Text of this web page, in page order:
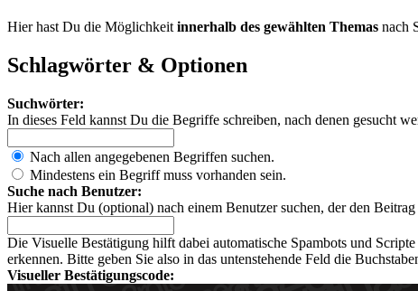
Hier hast Du die Möglichkeit innerhalb des gewählten Themas nach
Schlagwörter & Optionen
Suchwörter:
In dieses Feld kannst Du die Begriffe schreiben, nach denen gesucht
Nach allen angegebenen Begriffen suchen.
Mindestens ein Begriff muss vorhanden sein.
Suche nach Benutzer:
Hier kannst Du (optional) nach einem Benutzer suchen, der den
Die Visuelle Bestätigung hilft dabei automatische Spambots und
erkennen. Bitte geben Sie also in das untenstehende Feld die
Visueller Bestätigungscode: